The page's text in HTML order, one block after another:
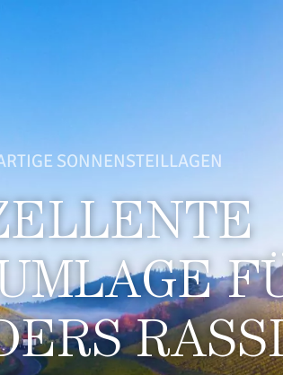
SONNENSTEILLAGEN